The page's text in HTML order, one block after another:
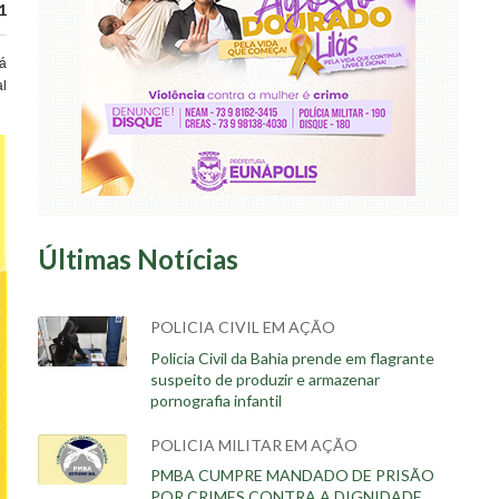
Últimas Notícias
POLICIA CIVIL EM AÇÃO
Policia Civil da Bahia prende em flagrante
suspeito de produzir e armazenar
pornografia infantil
POLICIA MILITAR EM AÇÃO
PMBA CUMPRE MANDADO DE PRISÃO